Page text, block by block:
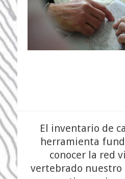
El inventario de
herramienta
conocer la red
vertebrado